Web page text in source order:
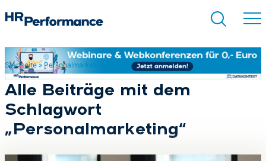
Suchen
Startseite» Personalmarketing
Alle Beiträge mit dem
Schlagwort
„Personalmarketing“